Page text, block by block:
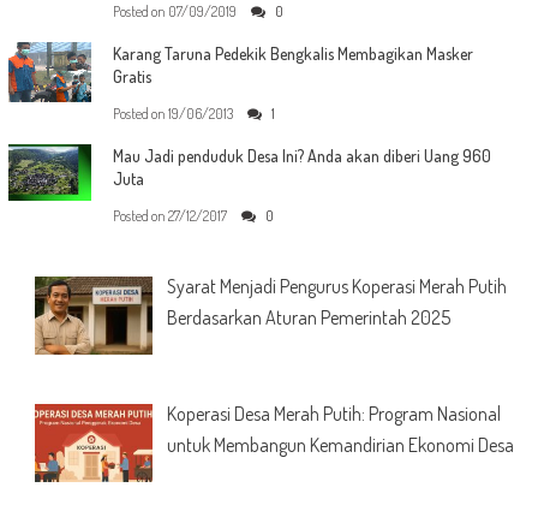
Posted on 07/09/2019 0
Karang Taruna Pedekik Bengkalis Membagikan Masker
Gratis
Posted on 19/06/2013 1
Mau Jadi penduduk Desa Ini? Anda akan diberi Uang 960
Juta
Posted on 27/12/2017 0
Syarat Menjadi Pengurus Koperasi Merah Putih
Berdasarkan Aturan Pemerintah 2025
Koperasi Desa Merah Putih: Program Nasional
untuk Membangun Kemandirian Ekonomi Desa